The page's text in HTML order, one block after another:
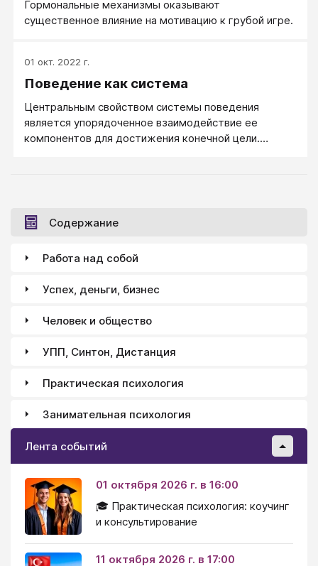
Гормональные механизмы оказывают
существенное влияние на мотивацию к грубой игре.
01 окт. 2022 г.
Поведение как система
Центральным свойством системы поведения
является упорядоченное взаимодействие ее
компонентов для достижения конечной цели.
системы.Содержание
Работа над собой
Успех, деньги, бизнес
Человек и общество
УПП, Синтон, Дистанция
Практическая психология
Занимательная психология
Лента событий
01 октября 2026 г. в 16:00
🎓 Практическая психология: коучинг
и консультирование
11 октября 2026 г. в 17:00